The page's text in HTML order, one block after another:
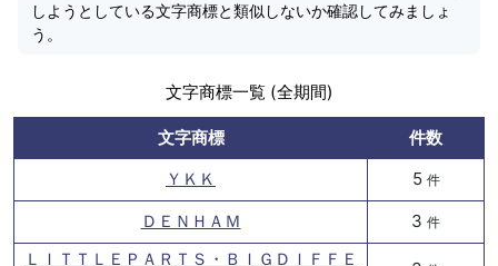
しようとしている文字商標と類似しないか確認してみましょ
う。
文字商標一覧 (全期間)
文字商標
件数
ＹＫＫ
5 件
ＤＥＮＨＡＭ 3 件
ＬＩＴＴＬＥＰＡＲＴＳ・ＢＩＧＤＩＦＦＥ